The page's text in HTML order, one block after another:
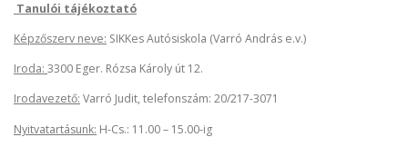
Tanulói tájékoztató
Képzőszerv neve: SIKKes Autósiskola (Varró András e.v.)
Iroda: 3300 Eger. Rózsa Károly út 12.
Irodavezető: Varró Judit, telefonszám: 20/217-3071
Nyitvatartásunk: H-Cs.: 11.00 – 15.00-ig